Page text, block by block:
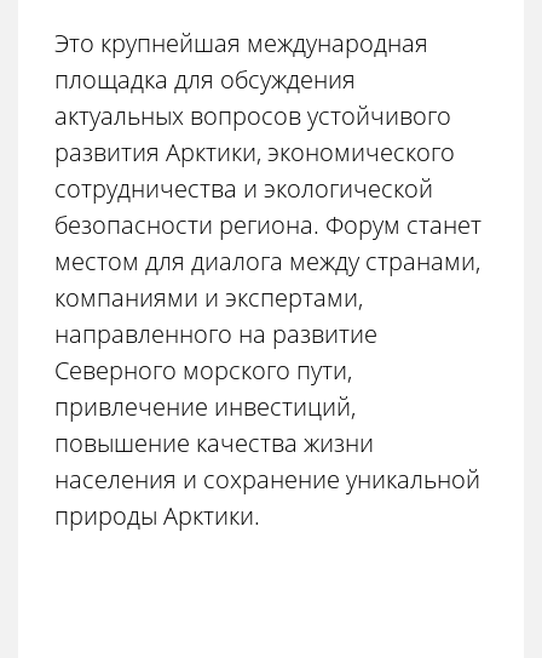
Это крупнейшая международная
площадка для обсуждения
актуальных вопросов устойчивого
развития Арктики, экономического
сотрудничества и экологической
безопасности региона. Форум станет
местом для диалога между странами,
компаниями и экспертами,
направленного на развитие
Северного морского пути,
привлечение инвестиций,
повышение качества жизни
населения и сохранение уникальной
природы Арктики.